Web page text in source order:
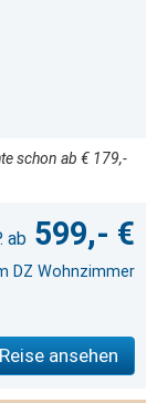
schon ab € 179,-
599,- €
DZ Wohnzimmer
Reise ansehen